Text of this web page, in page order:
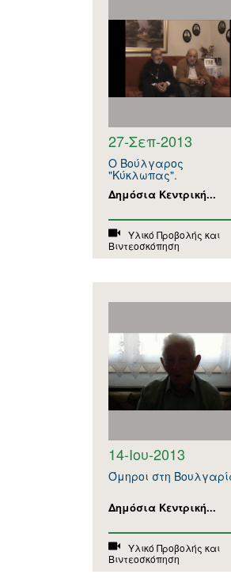
27-Σεπ-2013
Ο Βούλγαρος
"Κύκλωπας".
Δημόσια Κεντρική...
Υλικό Προβολής και
Βιντεοσκόπηση
14-Ιου-2013
Όμηροι στη
Δημόσια Κεντρική...
Υλικό Προβολής και
Βιντεοσκόπηση